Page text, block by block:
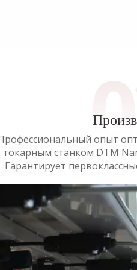
опыт
токарным станком DTM
Гарантирует